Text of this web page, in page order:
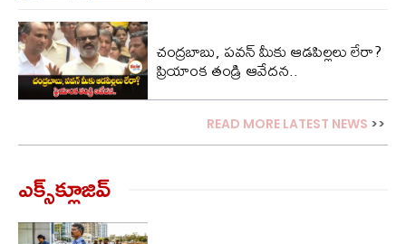
చంద్ర‌బాబు, ప‌వ‌న్ మీకు ఆడ‌పిల్ల‌లు లేరా?
ప్రియాంక తండ్రి ఆవేద‌న‌..
READ MORE LATEST NEWS >>
ఎక్స్‌క్లూజివ్‌